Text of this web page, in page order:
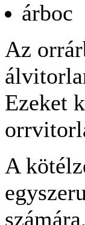
árboc
Az
Ezeket
A